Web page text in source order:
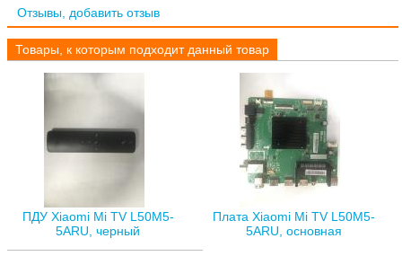
Отзывы, добавить отзыв
Товары, к которым подходит данный товар
ПДУ Xiaomi Mi TV L50M5-
5ARU, черный
Плата Xiaomi Mi TV L50M5-
5ARU, основная